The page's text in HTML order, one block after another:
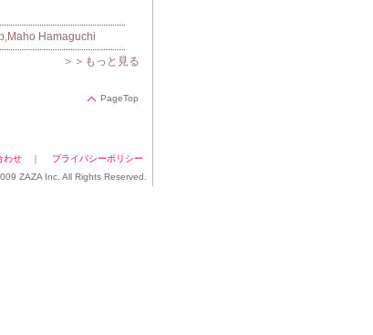
Hamaguchi
＞＞もっと見る
PageTop
わせ ｜ プライバシーポリシー
ZAZA Inc. All Rights Reserved.